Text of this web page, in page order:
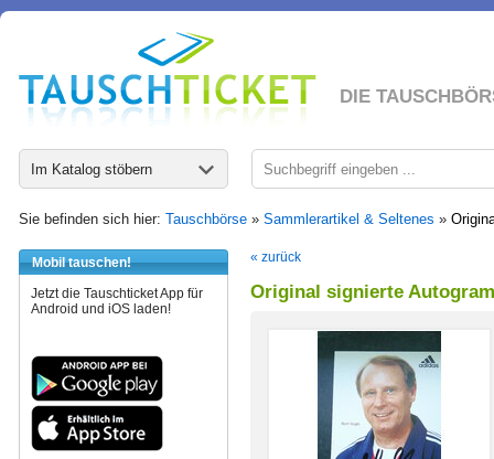
DIE
Im Katalog stöbern
Sie befinden sich hier: Tauschbörse » Sammlerartikel & Seltenes »
Mobil tauschen!
Jetzt die Tauschticket App für
Android und iOS laden!
« zurück
Original signierte